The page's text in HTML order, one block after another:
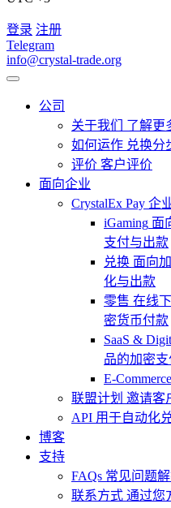
登录 注册
Telegram
info@crystal-trade.org
公司
关于我们
了解更
如何运作 兑换分
评价 客户评价
面向企业
CrystalEx Pay 企
iGaming 面
支付与出款
兑换 面向
化与出款
零售 在线
密货币付款
SaaS &
品的加密支
E-Commerce
联盟计划 邀请客
API 用于自动化
博客
支持
FAQs 常见问题
联系方式 通过您